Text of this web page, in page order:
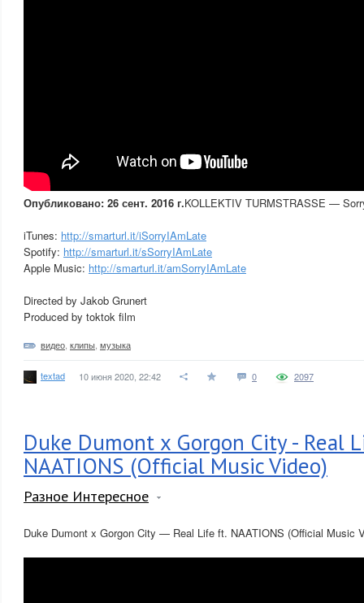
Опубликовано: 26 сент. 2016 г.KOLLEKTIV TURMSTRASSE —
iTunes: http://smarturl.it/iSorryIAmLate
Spotify: http://smarturl.it/sSorryIAmLate
Apple Music: http://smarturl.it/amSorryIAmLate
Directed by Jakob Grunert
Produced by toktok film
видео клипы музыка
textad 10 июня 2020, 22:42 0 2097
Duke Dumont x Gorgon City - Real
NAATIONS (Official Music Video)
Разное Интересное
Duke Dumont x Gorgon City — Real Life ft. NAATIONS (Official Music